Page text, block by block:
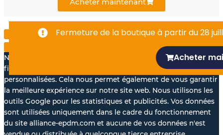
-
Fermeture de la boutique à partir du 28
Acheter
Nous aimerions avec votre accord, utiliser vos données à des
fins statistiques et pour vous proposer des annonces
personnalisées. Cela nous permet également de vous garantir
la meilleure expérience sur notre site web. Nous utilisons les
outils Google pour les statistiques et publicités. Vos données
sont utilisées uniquement dans le cadre du fonctionnement
du site alliance-epdm.com et aucune de vos données n'est